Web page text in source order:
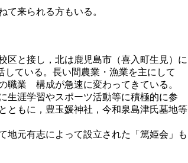
来られる方もいる。
と接し，北は鹿児島市（喜入町生見）に
ている。長い間農業・漁業を主にして
職業 構成が急速に変わってきている。
涯学習やスポーツ活動等に積極的に参
もに，豊玉媛神社，今和泉島津氏墓地等
元有志によって設立された「篤姫会」も